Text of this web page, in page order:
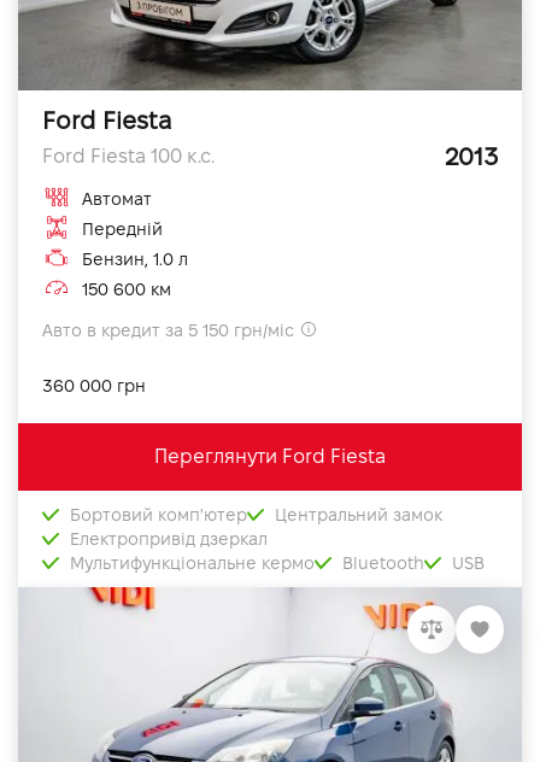
Ford Fiesta
Ford Fiesta 100 к.с. 2013
Автомат
Передній
Бензин, 1.0 л
150 600 км
Авто в кредит за 5 150 грн/міс
360 000 грн
Переглянути Ford Fiesta
Бортовий комп'ютер
Центральний замок
Електропривід дзеркал
Мультифункціональне кермо
Bluetooth USB